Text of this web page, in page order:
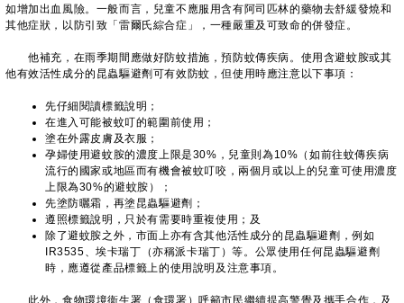
如增加出血風險。一般而言，兒童不應服用含有阿司匹林的藥物去舒緩發燒和
其他症狀，以防引致「雷爾氏綜合症」，一種嚴重及可致命的併發症。
他補充，在雨季期間應做好防蚊措施，預防蚊傳疾病。使用含避蚊胺或其
他有效活性成分的昆蟲驅避劑可有效防蚊，但使用時應注意以下事項：
先仔細閱讀標籤說明；
在進入可能被蚊叮的範圍前使用；
塗在外露皮膚及衣服；
孕婦使用避蚊胺的濃度上限是30%，兒童則為10%（如前往蚊傳疾病
流行的國家或地區而有機會被蚊叮咬，兩個月或以上的兒童可使用濃度
上限為30%的避蚊胺）；
先塗防曬霜，再塗昆蟲驅避劑；
遵照標籤說明，只於有需要時重複使用；及
除了避蚊胺之外，市面上亦有含其他活性成分的昆蟲驅避劑，例如
IR3535、埃卡瑞丁（亦稱派卡瑞丁）等。公眾使用任何昆蟲驅避劑
時，應遵從產品標籤上的使用說明及注意事項。
此外，食物環境衞生署（食環署）呼籲市民繼續提高警覺及攜手合作，及